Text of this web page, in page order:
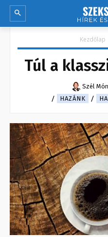
Kezdőlap
Túl a
Szél
HAZÁNK